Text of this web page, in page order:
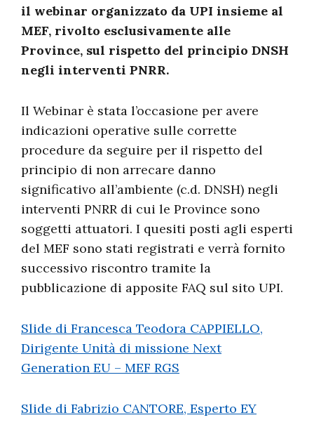
il webinar organizzato da UPI insieme al
MEF, rivolto esclusivamente alle
Province, sul rispetto del principio DNSH
negli interventi PNRR.
Il Webinar è stata l’occasione per avere
indicazioni operative sulle corrette
procedure da seguire per il rispetto del
principio di non arrecare danno
significativo all’ambiente (c.d. DNSH) negli
interventi PNRR di cui le Province sono
soggetti attuatori. I quesiti posti agli esperti
del MEF sono stati registrati e verrà fornito
successivo riscontro tramite la
pubblicazione di apposite FAQ sul sito UPI.
Slide di Francesca Teodora CAPPIELLO,
Dirigente Unità di missione Next
Generation EU – MEF RGS
Slide di Fabrizio CANTORE, Esperto EY